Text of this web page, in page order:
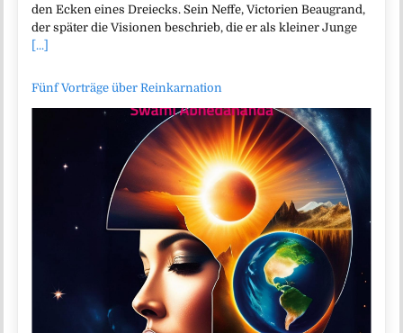
den Ecken eines Dreiecks. Sein Neffe, Victorien Beaugrand,
der später die Visionen beschrieb, die er als kleiner Junge
[...]
Fünf Vorträge über Reinkarnation